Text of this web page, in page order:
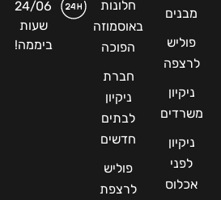
מבנים
פוליש
לרצפה
ניקיון
משרדים
ניקיון
לפני
אכלוס
חלונות
באוסמוזה
הפוכה
חברת
ניקיון
לבתים
חדשים
פוליש
לרצפת
24/06
שעות
ביממה!